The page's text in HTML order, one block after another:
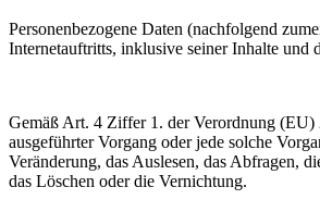
Personenbezogene Daten (nachfolgend
Internetauftritts, inklusive seiner Inhalte und
Gemäß Art. 4 Ziffer 1. der Verordnung (EU)
ausgeführter Vorgang oder jede solche
Veränderung, das Auslesen, das Abfragen,
das Löschen oder die Vernichtung.